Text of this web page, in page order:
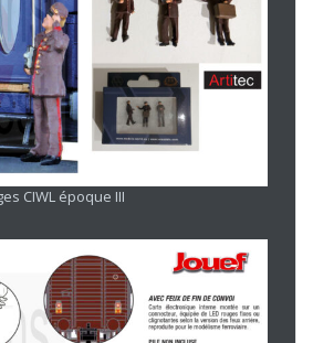
CIWL époque III